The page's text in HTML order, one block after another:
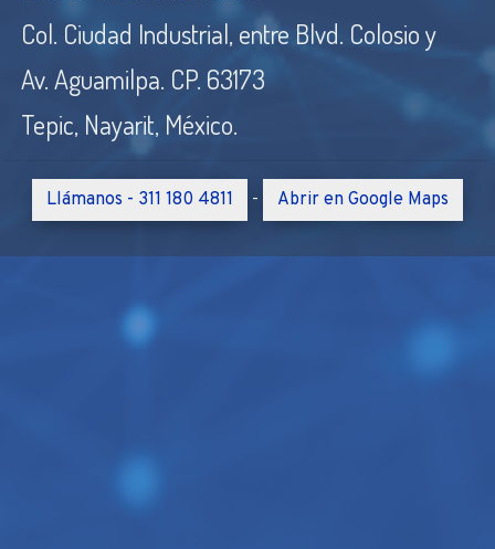
Col. Ciudad Industrial, entre Blvd. Colosio y
Av. Aguamilpa. CP. 63173
Tepic, Nayarit, México.
Llámanos - 311 180 4811 - Abrir en Google Maps